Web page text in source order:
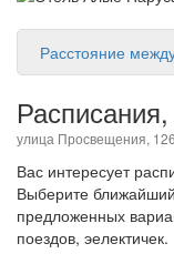
Расстояние
улица Просвещения,
Вас интересует
Выберите
предложенных
поездов, эелектичек.